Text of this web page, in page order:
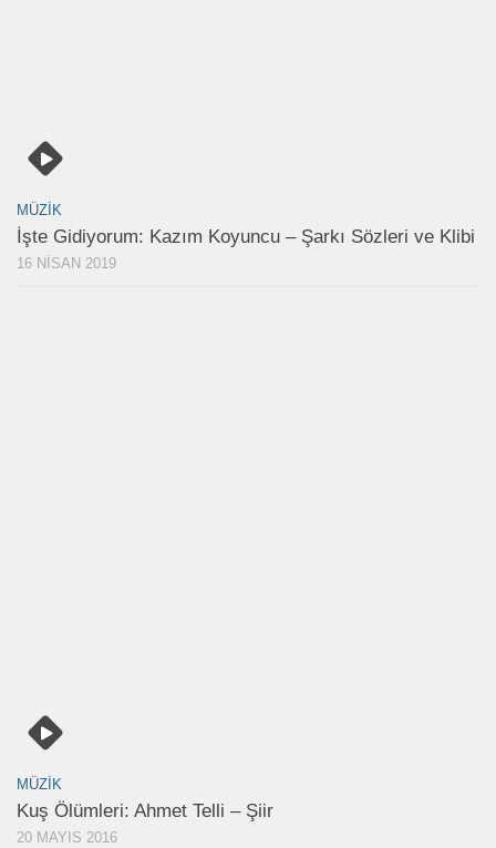
MÜZIK
İşte Gidiyorum: Kazım Koyuncu – Şarkı Sözleri ve Klibi
16 NISAN 2019
MÜZIK
Kuş Ölümleri: Ahmet Telli – Şiir
20 MAYIS 2016